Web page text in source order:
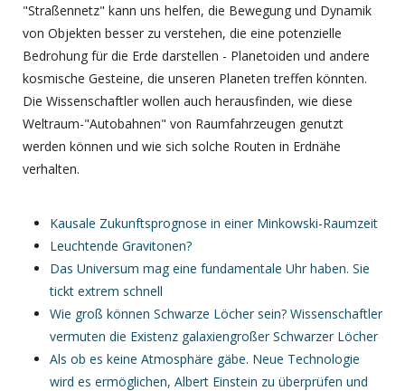
"Straßennetz" kann uns helfen, die Bewegung und Dynamik
von Objekten besser zu verstehen, die eine potenzielle
Bedrohung für die Erde darstellen - Planetoiden und andere
kosmische Gesteine, die unseren Planeten treffen könnten.
Die Wissenschaftler wollen auch herausfinden, wie diese
Weltraum-"Autobahnen" von Raumfahrzeugen genutzt
werden können und wie sich solche Routen in Erdnähe
verhalten.
Kausale Zukunftsprognose in einer Minkowski-Raumzeit
Leuchtende Gravitonen?
Das Universum mag eine fundamentale Uhr haben. Sie
tickt extrem schnell
Wie groß können Schwarze Löcher sein? Wissenschaftler
vermuten die Existenz galaxiengroßer Schwarzer Löcher
Als ob es keine Atmosphäre gäbe. Neue Technologie
wird es ermöglichen, Albert Einstein zu überprüfen und